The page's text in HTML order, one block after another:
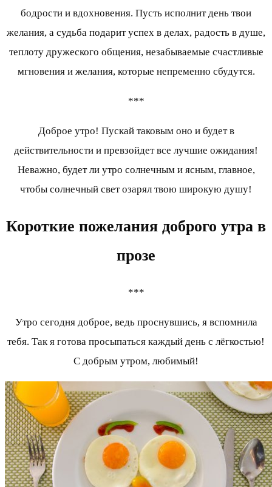
бодрости и вдохновения. Пусть исполнит день твои
желания, а судьба подарит успех в делах, радость в душе,
теплоту дружеского общения, незабываемые счастливые
мгновения и желания, которые непременно сбудутся.
***
Доброе утро! Пускай таковым оно и будет в
действительности и превзойдет все лучшие ожидания!
Неважно, будет ли утро солнечным и ясным, главное,
чтобы солнечный свет озарял твою широкую душу!
Короткие пожелания доброго утра в
прозе
***
Утро сегодня доброе, ведь проснувшись, я вспомнила
тебя. Так я готова просыпаться каждый день с лёгкостью!
С добрым утром, любимый!